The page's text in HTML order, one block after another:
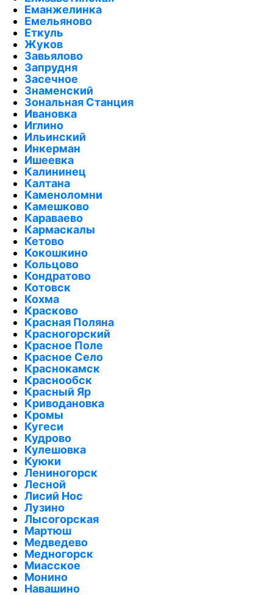
Еманжелинка
Емельяново
Еткуль
Жуков
Завьялово
Запрудня
Засечное
Знаменский
Зональная Станция
Ивановка
Иглино
Ильинский
Инкерман
Ишеевка
Калининец
Калтана
Каменоломни
Камешково
Караваево
Кармаскалы
Кетово
Кокошкино
Кольцово
Кондратово
Котовск
Кохма
Красково
Красная Поляна
Красногорский
Красное Поле
Красное Село
Краснокамск
Краснообск
Красный Яр
Криводановка
Кромы
Кугеси
Кудрово
Кулешовка
Куюки
Лениногорск
Лесной
Лисий Нос
Лузино
Лысогорская
Мартюш
Медведево
Медногорск
Миасское
Монино
Навашино